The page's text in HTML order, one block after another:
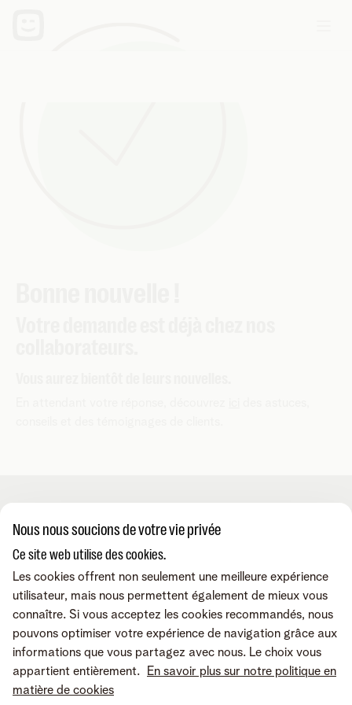
Combos
Internet
Téléphonie mobile
Téléphonie fixe
TV digitale
Fibre
Outils digitaux
Amplificateurs wifi
Applis & services
MyTelenet-app
Webmail
MyTelenet
MyCloud
FreePhone Business Portal
Contact & conseils
Contactez-nous
Aide en ligne
Retrouvez-nous sur
Nous nous soucions de votre vie privée
Ce site web utilise des cookies.
Les cookies offrent non seulement une meilleure expérience
utilisateur, mais nous permettent également de mieux vous
connaître. Si vous acceptez les cookies recommandés, nous
pouvons optimiser votre expérience de navigation grâce aux
informations que vous partagez avec nous. Le choix vous
appartient entièrement.
En savoir plus sur notre politique en
matière de cookies